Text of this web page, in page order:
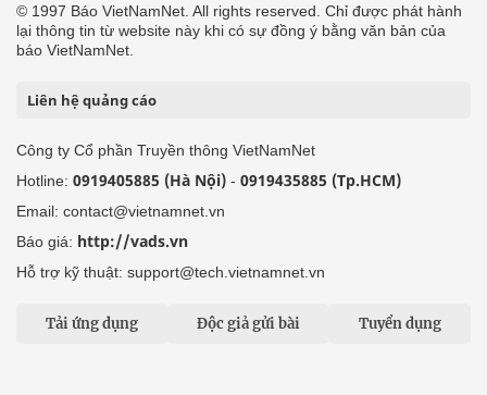
© 1997 Báo VietNamNet. All rights reserved. Chỉ được phát hành
lại thông tin từ website này khi có sự đồng ý bằng văn bản của
báo VietNamNet.
Liên hệ quảng cáo
Công ty Cổ phần Truyền thông VietNamNet
Hotline: 0919405885 (Hà Nội) - 0919435885 (Tp.HCM)
Email: contact@vietnamnet.vn
Báo giá: http://vads.vn
Hỗ trợ kỹ thuật: support@tech.vietnamnet.vn
Tải ứng dụng Độc giả gửi bài Tuyển dụng